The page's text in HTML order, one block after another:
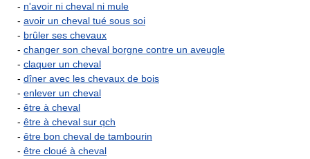
- n'avoir ni cheval ni mule
- avoir un cheval tué sous soi
- brûler ses chevaux
- changer son cheval borgne contre un aveugle
- claquer un cheval
- dîner avec les chevaux de bois
- enlever un cheval
- être à cheval
- être à cheval sur qch
- être bon cheval de tambourin
- être cloué à cheval